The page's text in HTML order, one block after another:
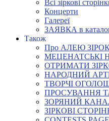
Всі зіркові
Концерти
Галереї
ЗАЯВКА в
Також
Про АЛЕЮ
МЕЦЕНАТСЬКІ
ОТРИМАТИ
НАРОДНИЙ
ТВОРЧІ
ПРОСУВАННЯ
ЗОРЯНИЙ
ЗІРКОВІ